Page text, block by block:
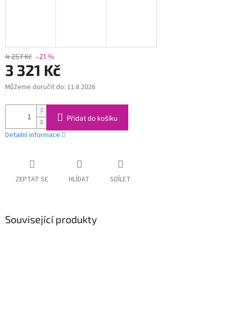
4 257 Kč –21 %
3 321 Kč
Měrná
Můžeme doručit do: 11.8.2026
Přidat do košíku
Detailní informace
ZEPTAT SE HLÍDAT SDÍLET
Související produkty